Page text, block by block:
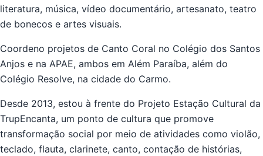
literatura, música, vídeo documentário, artesanato, teatro
de bonecos e artes visuais.
Coordeno projetos de Canto Coral no Colégio dos Santos
Anjos e na APAE, ambos em Além Paraíba, além do
Colégio Resolve, na cidade do Carmo.
Desde 2013, estou à frente do Projeto Estação Cultural da
TrupEncanta, um ponto de cultura que promove
transformação social por meio de atividades como violão,
teclado, flauta, clarinete, canto, contação de histórias,